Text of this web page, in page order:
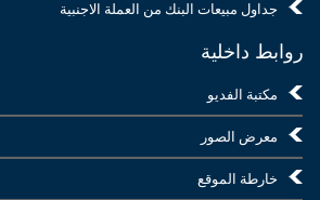
جداول مبيعات البنك من العملة الاجنبية
روابط داخلية
مكتبة الفديو
معرض الصور
خارطة الموقع